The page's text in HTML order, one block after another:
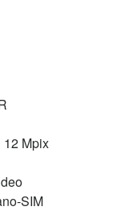
12 Mpix
SIM